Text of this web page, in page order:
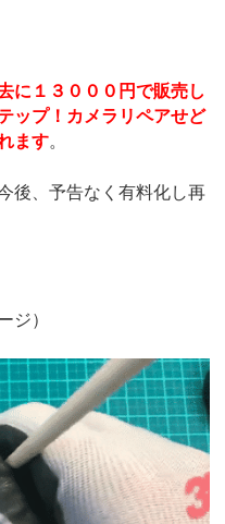
に１３０００円で販売し
ップ！カメラリペアせど
ます。
後、予告なく有料化し再
ジ）